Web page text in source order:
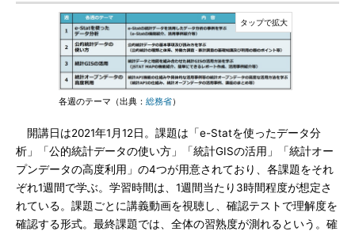
各週のテーマ（出典： 総務省）
開講日は2021年1月12日。課題は「e-Statを使ったデータ分
析」「公的統計データの使い方」「統計GISの活用」「統計オー
プンデータの高度利用」の4つが用意されており、各課題をそれ
ぞれ1週間で学ぶ。学習時間は、1週間当たり3時間程度が想定さ
れている。課題ごとに講義動画を視聴し、確認テストで理解度を
確認する形式。最終課題では、全体の習熟度が測れるという。確